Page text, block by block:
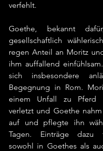
verfehlt.
Goethe, bekannt
gesellschaftlich
regen Anteil an Moritz
ihm auffallend
sich insbesondere
Begegnung in Rom.
einem Unfall zu Pferd
verletzt und Goethe
auf und pflegte ihn
Tagen. Einträge dazu
sowohl in Goethes als